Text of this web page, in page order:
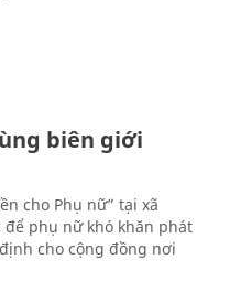
biên giới
cho Phụ nữ” tại xã
phụ nữ khó khăn phát
cho cộng đồng nơi